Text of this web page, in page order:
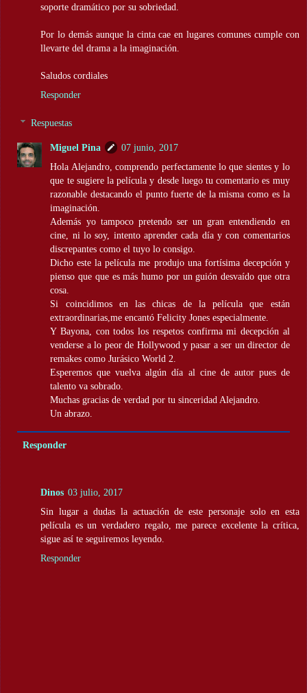
soporte dramático por su sobriedad.
Por lo demás aunque la cinta cae en lugares comunes cumple con
llevarte del drama a la imaginación.
Saludos cordiales
Responder
Respuestas
Miguel Pina
07 junio, 2017
Hola Alejandro, comprendo perfectamente lo que sientes y lo
que te sugiere la película y desde luego tu comentario es muy
razonable destacando el punto fuerte de la misma como es la
imaginación.
Además yo tampoco pretendo ser un gran entendiendo en
cine, ni lo soy, intento aprender cada día y con comentarios
discrepantes como el tuyo lo consigo.
Dicho este la película me produjo una fortísima decepción y
pienso que que es más humo por un guión desvaído que otra
cosa.
Si coincidimos en las chicas de la película que están
extraordinarias,me encantó Felicity Jones especialmente.
Y Bayona, con todos los respetos confirma mi decepción al
venderse a lo peor de Hollywood y pasar a ser un director de
remakes como Jurásico World 2.
Esperemos que vuelva algún día al cine de autor pues de
talento va sobrado.
Muchas gracias de verdad por tu sinceridad Alejandro.
Un abrazo.
Responder
Dinos 03 julio, 2017
Sin lugar a dudas la actuación de este personaje solo en esta
película es un verdadero regalo, me parece excelente la crítica,
sigue así te seguiremos leyendo.
Responder